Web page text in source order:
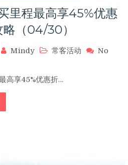
里程最高享45%优惠
（04/30）
Mindy 常客活动
No
高享45%优惠折…